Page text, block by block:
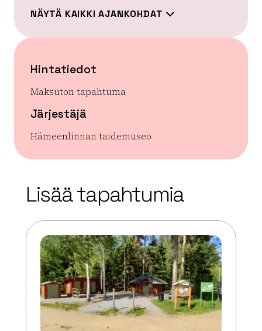
NÄYTÄ KAIKKI AJANKOHDAT
Hintatiedot
Maksuton tapahtuma
Järjestäjä
Hämeenlinnan taidemuseo
OpenStreetMap
Lisää tapahtumia